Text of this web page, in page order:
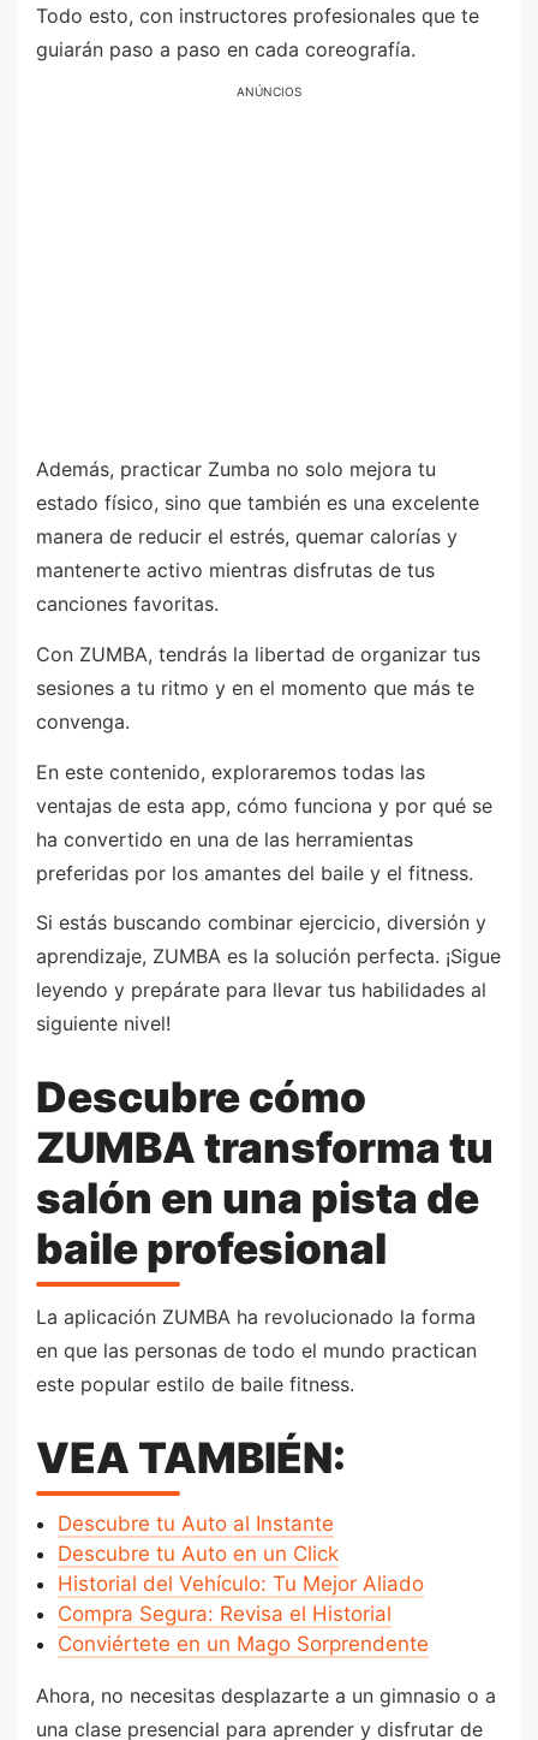
Todo esto, con instructores profesionales que te
guiarán paso a paso en cada coreografía.
ANÚNCIOS
Además, practicar Zumba no solo mejora tu
estado físico, sino que también es una excelente
manera de reducir el estrés, quemar calorías y
mantenerte activo mientras disfrutas de tus
canciones favoritas.
Con ZUMBA, tendrás la libertad de organizar tus
sesiones a tu ritmo y en el momento que más te
convenga.
En este contenido, exploraremos todas las
ventajas de esta app, cómo funciona y por qué se
ha convertido en una de las herramientas
preferidas por los amantes del baile y el fitness.
Si estás buscando combinar ejercicio, diversión y
aprendizaje, ZUMBA es la solución perfecta. ¡Sigue
leyendo y prepárate para llevar tus habilidades al
siguiente nivel!
Descubre cómo
ZUMBA transforma tu
salón en una pista de
baile profesional
La aplicación ZUMBA ha revolucionado la forma
en que las personas de todo el mundo practican
este popular estilo de baile fitness.
VEA TAMBIÉN:
Descubre tu Auto al Instante
Descubre tu Auto en un Click
Historial del Vehículo: Tu Mejor Aliado
Compra Segura: Revisa el Historial
Conviértete en un Mago Sorprendente
Ahora, no necesitas desplazarte a un gimnasio o a
una clase presencial para aprender y disfrutar de